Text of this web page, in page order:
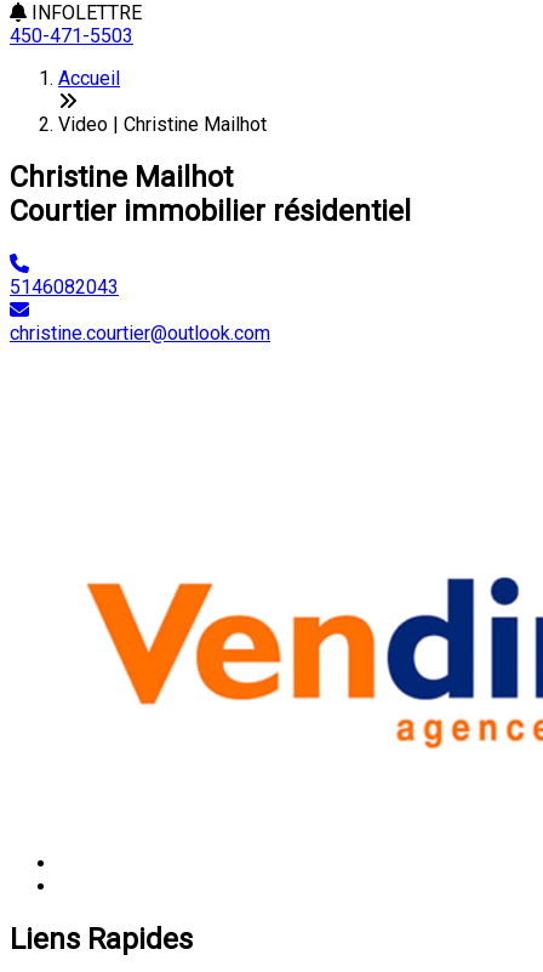
INFOLETTRE
450-471-5503
Accueil
Video | Christine Mailhot
Christine Mailhot
Courtier immobilier résidentiel
5146082043
christine.courtier@outlook.com
Liens Rapides